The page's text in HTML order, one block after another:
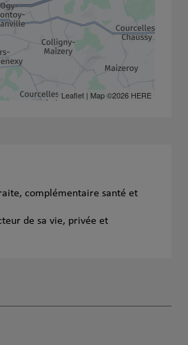
Leaflet| Map ©2026 HERE
complémentaire santé et
de sa vie, privée et